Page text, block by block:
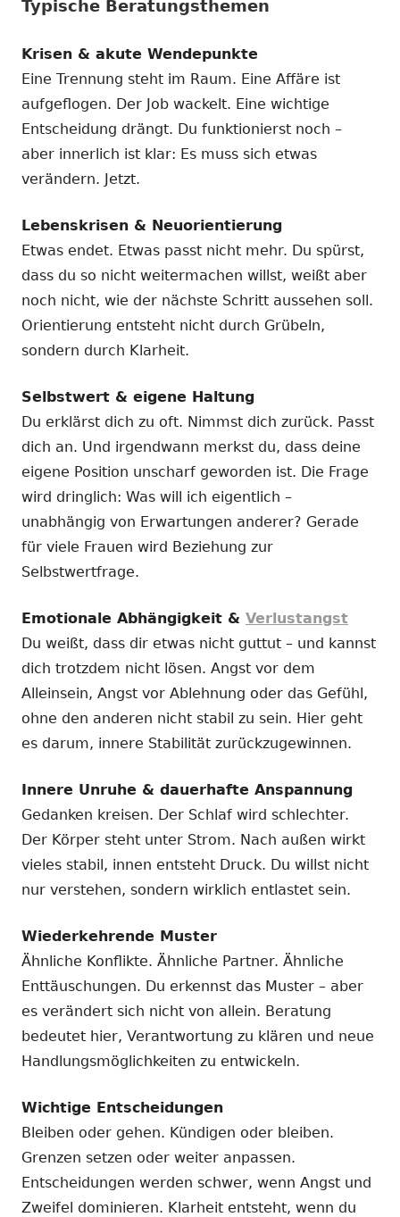
Typische Beratungsthemen
Krisen & akute Wendepunkte
Eine Trennung steht im Raum. Eine Affäre ist
aufgeflogen. Der Job wackelt. Eine wichtige
Entscheidung drängt. Du funktionierst noch –
aber innerlich ist klar: Es muss sich etwas
verändern. Jetzt.
Lebenskrisen & Neuorientierung
Etwas endet. Etwas passt nicht mehr. Du spürst,
dass du so nicht weitermachen willst, weißt aber
noch nicht, wie der nächste Schritt aussehen soll.
Orientierung entsteht nicht durch Grübeln,
sondern durch Klarheit.
Selbstwert & eigene Haltung
Du erklärst dich zu oft. Nimmst dich zurück. Passt
dich an. Und irgendwann merkst du, dass deine
eigene Position unscharf geworden ist. Die Frage
wird dringlich: Was will ich eigentlich –
unabhängig von Erwartungen anderer? Gerade
für viele Frauen wird Beziehung zur
Selbstwertfrage.
Emotionale Abhängigkeit & Verlustangst
Du weißt, dass dir etwas nicht guttut – und kannst
dich trotzdem nicht lösen. Angst vor dem
Alleinsein, Angst vor Ablehnung oder das Gefühl,
ohne den anderen nicht stabil zu sein. Hier geht
es darum, innere Stabilität zurückzugewinnen.
Innere Unruhe & dauerhafte Anspannung
Gedanken kreisen. Der Schlaf wird schlechter.
Der Körper steht unter Strom. Nach außen wirkt
vieles stabil, innen entsteht Druck. Du willst nicht
nur verstehen, sondern wirklich entlastet sein.
Wiederkehrende Muster
Ähnliche Konflikte. Ähnliche Partner. Ähnliche
Enttäuschungen. Du erkennst das Muster – aber
es verändert sich nicht von allein. Beratung
bedeutet hier, Verantwortung zu klären und neue
Handlungsmöglichkeiten zu entwickeln.
Wichtige Entscheidungen
Bleiben oder gehen. Kündigen oder bleiben.
Grenzen setzen oder weiter anpassen.
Entscheidungen werden schwer, wenn Angst und
Zweifel dominieren. Klarheit entsteht, wenn du